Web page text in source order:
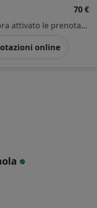
70 €
Questo dottore non ha ancora attivato le prenotazioni online presso questo indirizzo.
online